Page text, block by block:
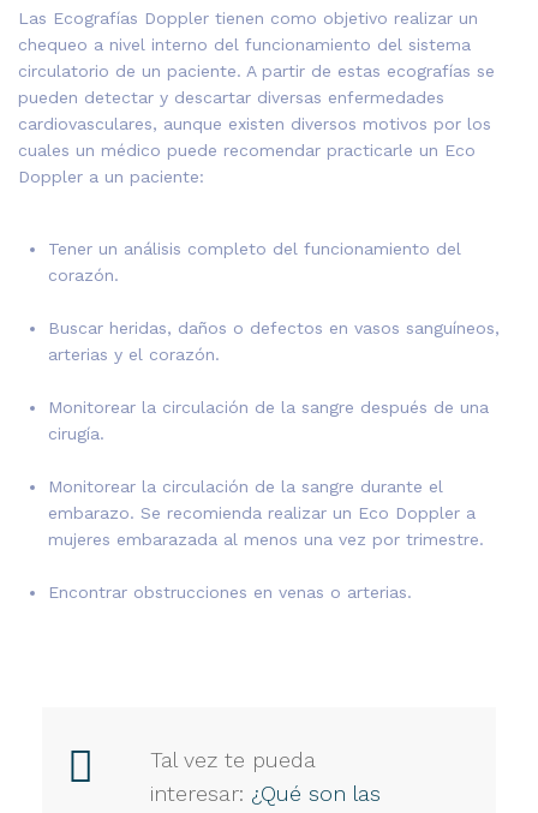
Las Ecografías Doppler tienen como objetivo realizar un
chequeo a nivel interno del funcionamiento del sistema
circulatorio de un paciente. A partir de estas ecografías se
pueden detectar y descartar diversas enfermedades
cardiovasculares, aunque existen diversos motivos por los
cuales un médico puede recomendar practicarle un Eco
Doppler a un paciente:
Tener un análisis completo del funcionamiento del
corazón.
Buscar heridas, daños o defectos en vasos sanguíneos,
arterias y el corazón.
Monitorear la circulación de la sangre después de una
cirugía.
Monitorear la circulación de la sangre durante el
embarazo. Se recomienda realizar un Eco Doppler a
mujeres embarazada al menos una vez por trimestre.
Encontrar obstrucciones en venas o arterias.
Tal vez te pueda
interesar: ¿Qué son las